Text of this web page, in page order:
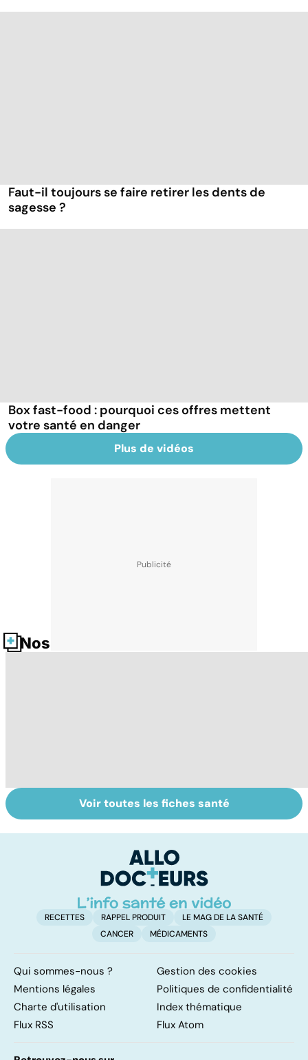
Faut-il toujours se faire retirer les dents de
sagesse ?
Box fast-food : pourquoi ces offres mettent
votre santé en danger
Plus de vidéos
Nos fiches santé
Ados : que faire
en cas de
Santé des
jeunes : quel rôle
Voir toutes les fiches santé
RECETTES RAPPEL PRODUIT
LE MAG DE LA SANTÉ
CANCER
MÉDICAMENTS
Qui sommes-nous ?
Gestion des cookies
Mentions légales
Politiques de confidentialité
Charte d'utilisation
Index thématique
Flux RSS
Flux Atom